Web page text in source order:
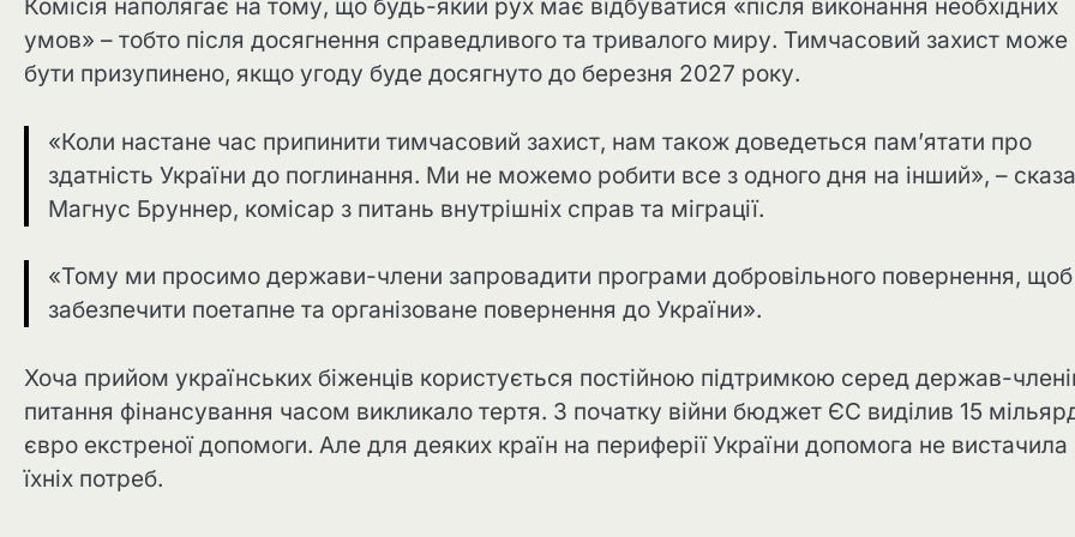
Комісія наполягає на тому, що будь-який рух має відбуватися «після виконання необхідних
умов» – тобто після досягнення справедливого та тривалого миру. Тимчасовий захист може
бути призупинено, якщо угоду буде досягнуто до березня 2027 року.
«Коли настане час припинити тимчасовий захист, нам також доведеться пам’ятати про
здатність України до поглинання. Ми не можемо робити все з одного дня на інший», –
Магнус Бруннер, комісар з питань внутрішніх справ та міграції.
«Тому ми просимо держави-члени запровадити програми добровільного повернення, щоб
забезпечити поетапне та організоване повернення до України».
Хоча прийом українських біженців користується постійною підтримкою серед держав-
питання фінансування часом викликало тертя. З початку війни бюджет ЄС виділив 15
євро екстреної допомоги. Але для деяких країн на периферії України допомога не вистачила
їхніх потреб.